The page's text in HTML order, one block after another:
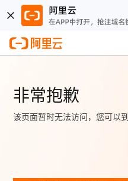
非常抱歉
该页面暂时无法访问，您可以